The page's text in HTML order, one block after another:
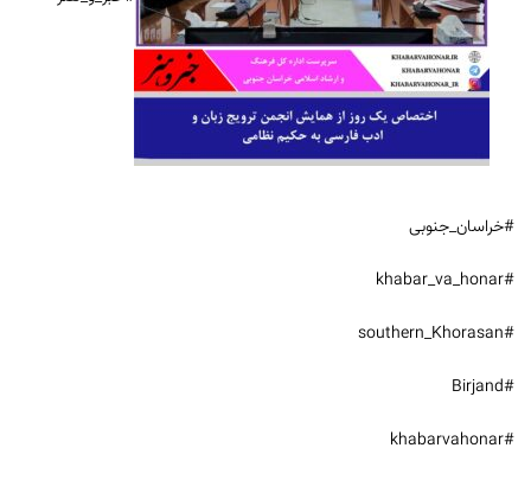
#خراسان_جنوبی
#khabar_va_honar
#southern_Khorasan
#Birjand
#khabarvahonar